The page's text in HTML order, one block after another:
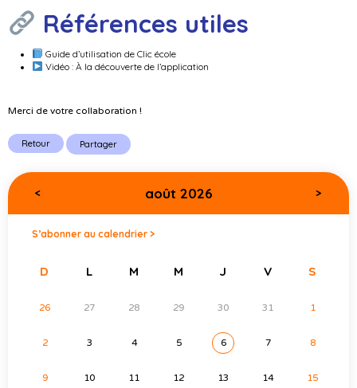
Références utiles
Guide d’utilisation de Clic école
Vidéo : À la découverte de l’application
Merci de votre collaboration !
Retour Partager
< août 2026 >
S’abonner au calendrier >
D L M M J V S
26 27 28 29 30 31 1
2 3 4 5 6 7 8
9 10 11 12 13 14 15